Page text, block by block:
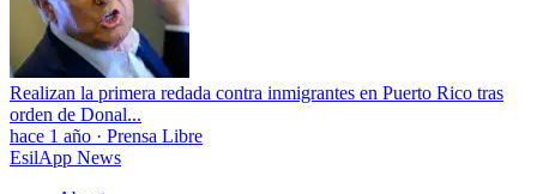
Realizan la primera redada contra inmigrantes en Puerto Rico tras
orden de Donal...
hace 1 año · Prensa Libre
EsilApp News